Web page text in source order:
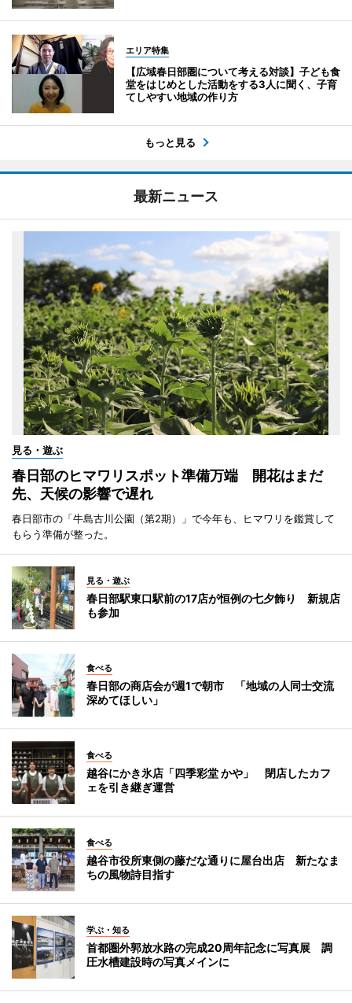
エリア特集
【広域春日部圏について考える対談】子ども食
堂をはじめとした活動をする3人に聞く、子育
てしやすい地域の作り方
もっと見る
最新ニュース
見る・遊ぶ
春日部のヒマワリスポット準備万端 開花はまだ
先、天候の影響で遅れ
春日部市の「牛島古川公園（第2期）」で今年も、ヒマワリを鑑賞して
もらう準備が整った。
見る・遊ぶ
春日部駅東口駅前の17店が恒例の七夕飾り 新規店
も参加
食べる
春日部の商店会が週1で朝市 「地域の人同士交流
深めてほしい」
食べる
越谷にかき氷店「四季彩堂 かや」 閉店したカフ
ェを引き継ぎ運営
食べる
越谷市役所東側の藤だな通りに屋台出店 新たなま
ちの風物詩目指す
学ぶ・知る
首都圏外郭放水路の完成20周年記念に写真展 調
圧水槽建設時の写真メインに